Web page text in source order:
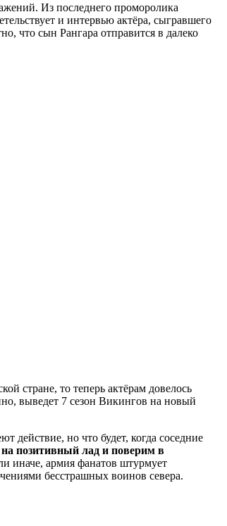
Из последнего проморолика
и интервью актёра, сыгравшего
что сын Рангара отправится в далеко
стране, то теперь актёрам довелось
выведет 7 сезон Викингов на новый
но что будет, когда соседние
позитивный лад и поверим в
иначе, армия фанатов штурмует
бесстрашных воинов севера.